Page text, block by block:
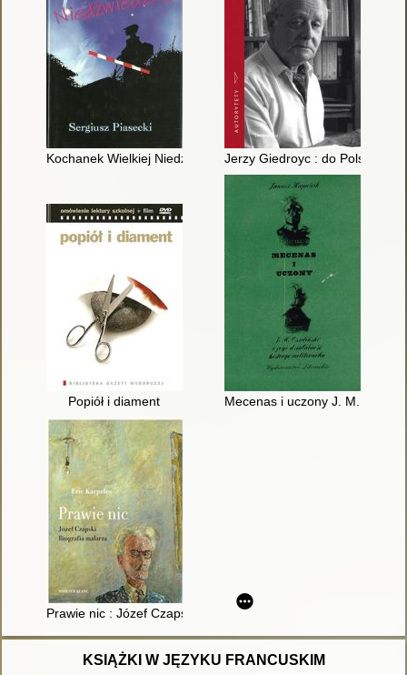
Kochanek Wielkiej NiedźwiedzicyJerzy Giedroyc : do Polski ze
Popiół i diament Mecenas i uczony J. M.
Prawie nic : Józef Czapski : biografia malarza
KSIĄŻKI W JĘZYKU FRANCUSKIM